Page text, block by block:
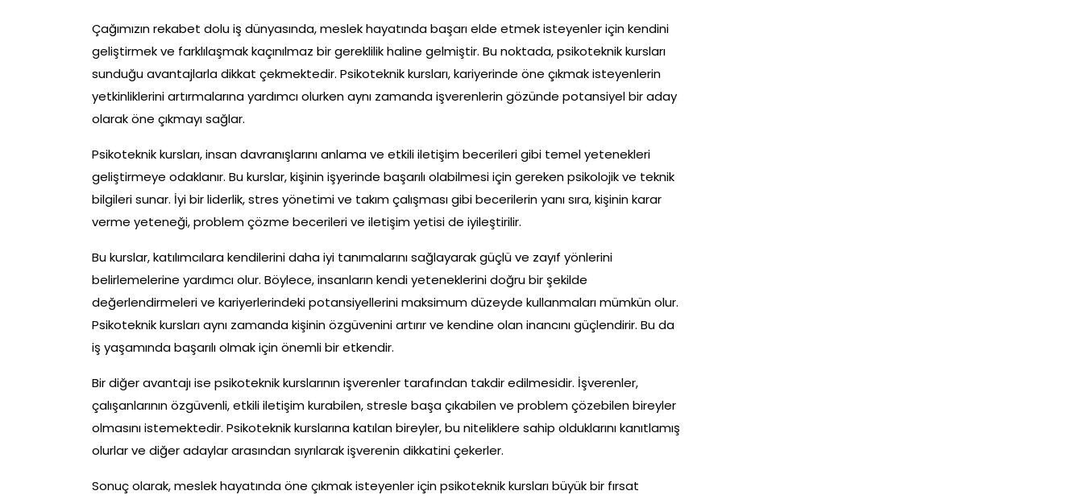
Çağımızın rekabet dolu iş dünyasında, meslek hayatında başarı elde etmek isteyenler için kendini
geliştirmek ve farklılaşmak kaçınılmaz bir gereklilik haline gelmiştir. Bu noktada, psikoteknik kursları
sunduğu avantajlarla dikkat çekmektedir. Psikoteknik kursları, kariyerinde öne çıkmak isteyenlerin
yetkinliklerini artırmalarına yardımcı olurken aynı zamanda işverenlerin gözünde potansiyel bir aday
olarak öne çıkmayı sağlar.
Psikoteknik kursları, insan davranışlarını anlama ve etkili iletişim becerileri gibi temel yetenekleri
geliştirmeye odaklanır. Bu kurslar, kişinin işyerinde başarılı olabilmesi için gereken psikolojik ve teknik
bilgileri sunar. İyi bir liderlik, stres yönetimi ve takım çalışması gibi becerilerin yanı sıra, kişinin karar
verme yeteneği, problem çözme becerileri ve iletişim yetisi de iyileştirilir.
Bu kurslar, katılımcılara kendilerini daha iyi tanımalarını sağlayarak güçlü ve zayıf yönlerini
belirlemelerine yardımcı olur. Böylece, insanların kendi yeteneklerini doğru bir şekilde
değerlendirmeleri ve kariyerlerindeki potansiyellerini maksimum düzeyde kullanmaları mümkün olur.
Psikoteknik kursları aynı zamanda kişinin özgüvenini artırır ve kendine olan inancını güçlendirir. Bu da
iş yaşamında başarılı olmak için önemli bir etkendir.
Bir diğer avantajı ise psikoteknik kurslarının işverenler tarafından takdir edilmesidir. İşverenler,
çalışanlarının özgüvenli, etkili iletişim kurabilen, stresle başa çıkabilen ve problem çözebilen bireyler
olmasını istemektedir. Psikoteknik kurslarına katılan bireyler, bu niteliklere sahip olduklarını kanıtlamış
olurlar ve diğer adaylar arasından sıyrılarak işverenin dikkatini çekerler.
Sonuç olarak, meslek hayatında öne çıkmak isteyenler için psikoteknik kursları büyük bir fırsat